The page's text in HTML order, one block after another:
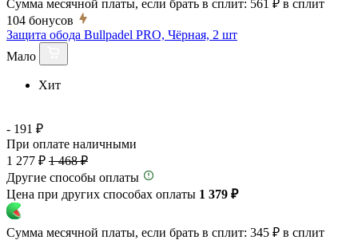
Сумма месячной платы, если брать в сплит: 561 ₽ в сплит
104 бонусов
Защита обода Bullpadel PRO, Чёрная, 2 шт
Мало
Хит
- 191 ₽
При оплате наличными
1 277 ₽ 1 468 ₽
Другие способы оплаты
Цена при других способах оплаты 1 379 ₽
Сумма месячной платы, если брать в сплит: 345 ₽ в сплит